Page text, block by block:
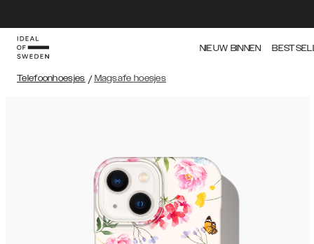
NIEUW BINNEN
Telefoonhoesjes / Magsafe hoesjes